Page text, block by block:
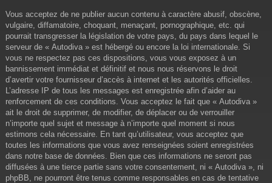
Vous acceptez de ne publier aucun contenu à caractère abusif, obscène,
vulgaire, diffamatoire, choquant, menaçant, pornographique, etc. qui
pourrait transgresser la législation de votre pays, du pays dans lequel le
serveur de « Autodiva » est hébergé ou encore la loi internationale. Si
vous ne respectez pas ces dispositions, vous vous exposez à un
bannissement immédiat et définitif et nous nous réservons le droit
d’avertir votre fournisseur d’accès à internet et les autorités officielles.
L’adresse IP de tous les messages est enregistrée afin d’aider au
renforcement de ces conditions. Vous acceptez le fait que « Autodiva »
ait le droit de supprimer, de modifier, de déplacer ou de verrouiller
n’importe quel sujet et message à n’importe quel moment si nous
estimons cela nécessaire. En tant qu’utilisateur, vous acceptez que
toutes les informations que vous avez renseignées soient enregistrées
dans notre base de données. Bien que ces informations ne seront pas
diffusées à une tierce partie sans votre consentement, ni « Autodiva », ni
phpBB, ne pourront être tenus comme responsables en cas de tentative